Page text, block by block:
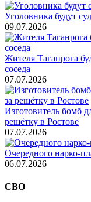
Уголовника будут
09.07.2026
Жителя Таганрога
соседа
07.07.2026
Изготовитель бомб
решётку в Ростове
07.07.2026
Очередного нарко-
06.07.2026
СВО